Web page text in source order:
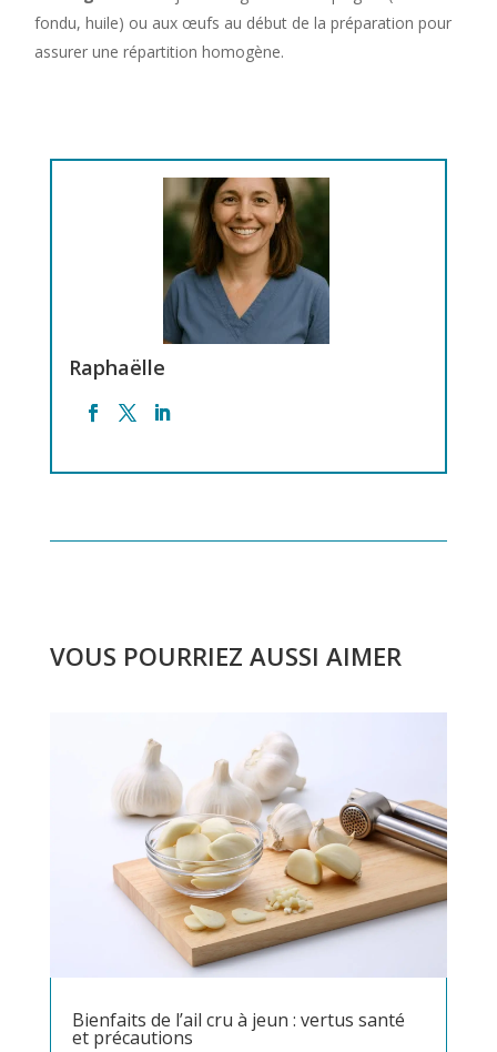
fondu, huile) ou aux œufs au début de la préparation pour
assurer une répartition homogène.
Raphaëlle
VOUS POURRIEZ AUSSI AIMER
Bienfaits de l’ail cru à jeun : vertus santé
et précautions